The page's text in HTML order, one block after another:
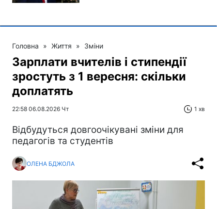
Головна » Життя » Зміни
Зарплати вчителів і стипендії
зростуть з 1 вересня: скільки
доплатять
22:58 06.08.2026 Чт 1 хв
Відбудуться довгоочікувані зміни для
педагогів та студентів
ОЛЕНА БДЖОЛА